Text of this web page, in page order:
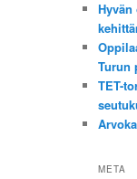
Hyvän
Turun
TET-
META